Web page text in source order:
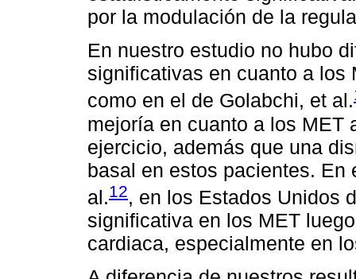
por la modulación de la
En nuestro estudio no hubo
significativas en cuanto a los
como en el de Golabchi, et al.
mejoría en cuanto a los MET
ejercicio, además que una
basal en estos pacientes. En
al.12, en los Estados Unidos
significativa en los MET
cardiaca, especialmente en